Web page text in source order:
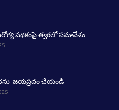
ఆరోగ్య పథకంపై త్వరలో సమావేశం
జయప్రదం చేయండి